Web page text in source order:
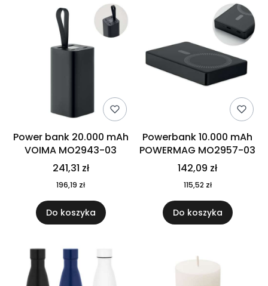
Power bank 20.000 mAh
VOIMA MO2943-03
241,31 zł
196,19 zł
Do koszyka
Powerbank 10.000 mAh
POWERMAG MO2957-03
142,09 zł
115,52 zł
Do koszyka